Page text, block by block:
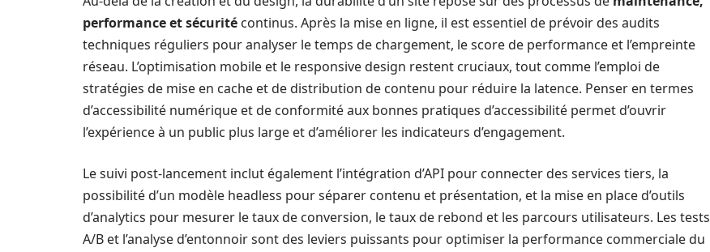
performance et sécurité continus. Après la mise en ligne, il est essentiel de prévoir des audits
techniques réguliers pour analyser le temps de chargement, le score de performance et l’empreinte
réseau. L’optimisation mobile et le responsive design restent cruciaux, tout comme l’emploi de
stratégies de mise en cache et de distribution de contenu pour réduire la latence. Penser en termes
d’accessibilité numérique et de conformité aux bonnes pratiques d’accessibilité permet d’ouvrir
l’expérience à un public plus large et d’améliorer les indicateurs d’engagement.
Le suivi post-lancement inclut également l’intégration d’API pour connecter des services tiers, la
possibilité d’un modèle headless pour séparer contenu et présentation, et la mise en place d’outils
d’analytics pour mesurer le taux de conversion, le taux de rebond et les parcours utilisateurs. Les tests
A/B et l’analyse d’entonnoir sont des leviers puissants pour optimiser la performance commerciale du